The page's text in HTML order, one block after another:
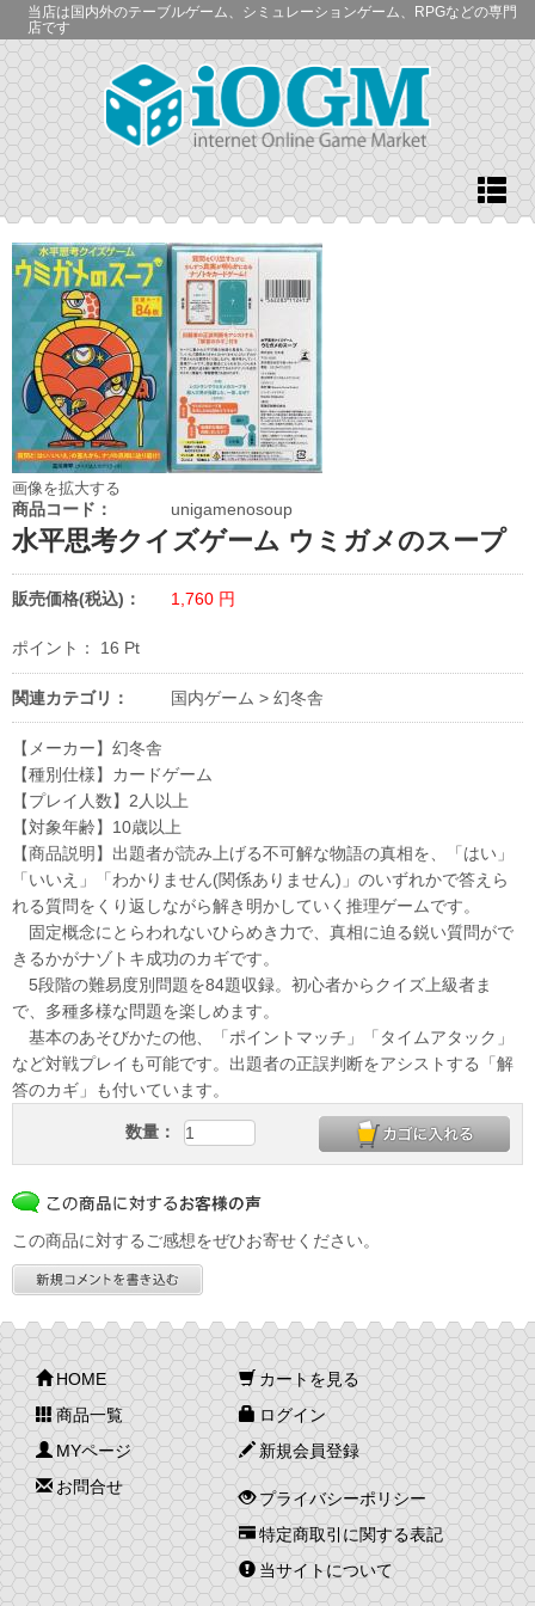
当店は国内外のテーブルゲーム、シミュレーションゲーム、RPGなどの専門
店です
画像を拡大する
商品コード： unigamenosoup
水平思考クイズゲーム ウミガメのスープ
販売価格(税込)： 1,760 円
ポイント： 16 Pt
関連カテゴリ： 国内ゲーム > 幻冬舎
【メーカー】幻冬舎
【種別仕様】カードゲーム
【プレイ人数】2人以上
【対象年齢】10歳以上
【商品説明】出題者が読み上げる不可解な物語の真相を、「はい」
「いいえ」「わかりません(関係ありません)」のいずれかで答えら
れる質問をくり返しながら解き明かしていく推理ゲームです。
固定概念にとらわれないひらめき力で、真相に迫る鋭い質問がで
きるかがナゾトキ成功のカギです。
5段階の難易度別問題を84題収録。初心者からクイズ上級者ま
で、多種多様な問題を楽しめます。
基本のあそびかたの他、「ポイントマッチ」「タイムアタック」
など対戦プレイも可能です。出題者の正誤判断をアシストする「解
答のカギ」も付いています。
数量：
この商品に対するご感想をぜひお寄せください。
HOME
商品一覧
MYページ
お問合せ
カートを見る
ログイン
新規会員登録
プライバシーポリシー
特定商取引に関する表記
当サイトについて